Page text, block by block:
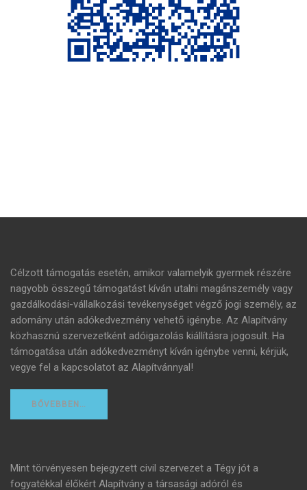
Célzott támogatás esetén, amikor valamelyik gyermek részére
nagyobb összegű támogatást kíván utalni magánszemély vagy
gazdálkodási-vállalkozási tevékenységet végző jogi személy, az
adomány után adókedvezmény vehető igénybe. Az Alapítvány
közhasznú szervezetként adóigazolás kiállításra jogosult. Ha
támogatása után adókedvezményt kíván igénybe venni, kérjük,
vegye fel a kapcsolatot az Alapítvánnyal!
BŐVEBBEN…
Mint törvényesen bejegyzett civil szervezet a Tégy jót a
fogyatékkal élőkért Alapítvány a társasági adóról és